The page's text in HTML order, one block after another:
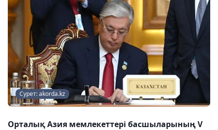
Сурет: akorda.kz
Орталық Азия мемлекеттері басшыларының V